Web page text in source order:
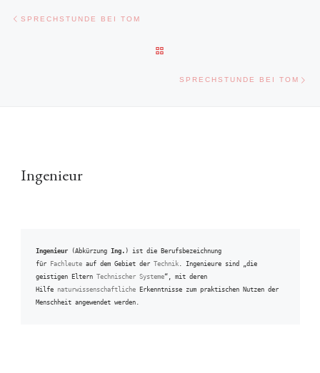
Beitragsnavigation
SPRECHSTUNDE BEI TOM
SPRECHSTUNDE BEI TOM
Ingenieur
Ingenieur (Abkürzung Ing. ) ist die Berufsbezeichnung
für
Fachleute auf dem Gebiet der Technik . Ingenieure sind „die
geistigen Eltern Technischer Systeme“, mit deren
Hilfe naturwissenschaftliche Erkenntnisse zum praktischen Nutzen der
Menschheit angewendet werden.